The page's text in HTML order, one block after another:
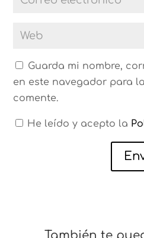
Guarda mi nombre,
en este navegador para
comente.
He leído y acepto la